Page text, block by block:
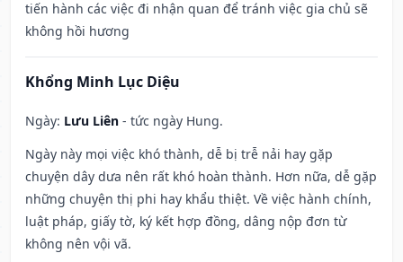
tiến hành các việc đi nhận quan để tránh việc gia chủ sẽ
không hồi hương
Khổng Minh Lục Diệu
Ngày: Lưu Liên - tức ngày Hung.
Ngày này mọi việc khó thành, dễ bị trễ nải hay gặp
chuyện dây dưa nên rất khó hoàn thành. Hơn nữa, dễ gặp
những chuyện thị phi hay khẩu thiệt. Về việc hành chính,
luật pháp, giấy tờ, ký kết hợp đồng, dâng nộp đơn từ
không nên vội vã.